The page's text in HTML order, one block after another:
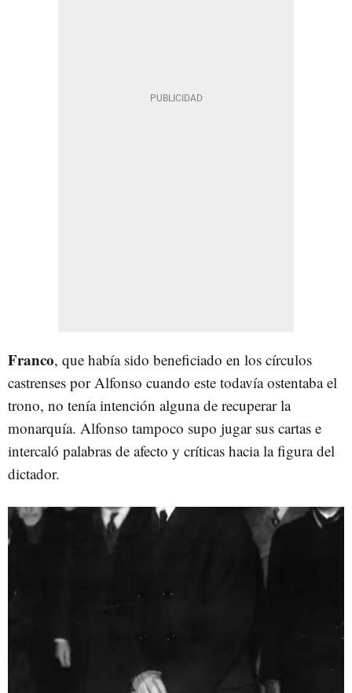
Franco, que había sido beneficiado en los círculos
castrenses por Alfonso cuando este todavía ostentaba el
trono, no tenía intención alguna de recuperar la
monarquía. Alfonso tampoco supo jugar sus cartas e
intercaló palabras de afecto y críticas hacia la figura del
dictador.